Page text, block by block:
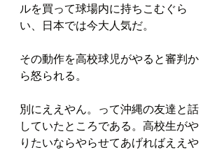
ルを買って球場内に持ちこむぐら
い、日本では今大人気だ。
その動作を高校球児がやると審判か
ら怒られる。
別にええやん。って沖縄の友達と話
していたところである。高校生がや
りたいならやらせてあげればええや